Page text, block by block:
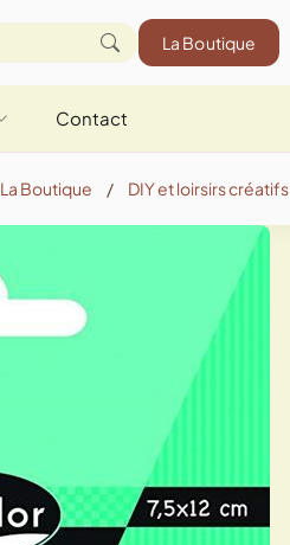
La Boutique
Contact
La Boutique / DIY et loirsirs créatifs